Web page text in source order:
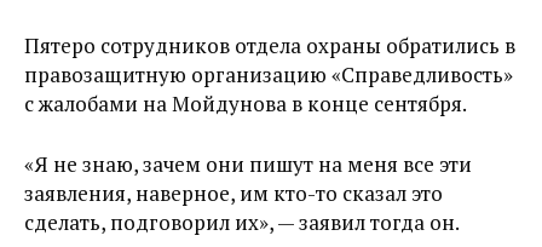
Пятеро сотрудников отдела охраны обратились в
правозащитную организацию «Справедливость»
с жалобами на Мойдунова в конце сентября.
«Я не знаю, зачем они пишут на меня все эти
заявления, наверное, им кто-то сказал это
сделать, подговорил их», — заявил тогда он.